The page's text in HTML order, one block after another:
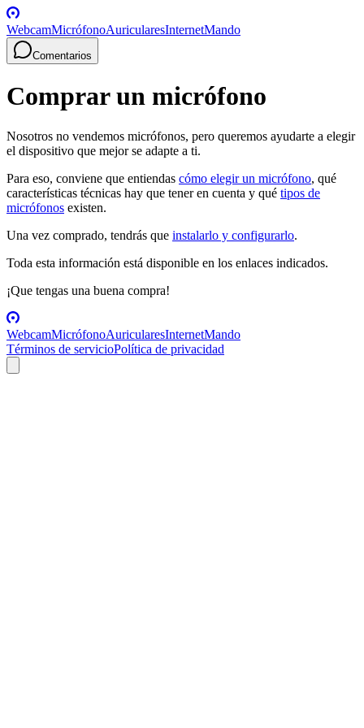
WebcamMicrófonoAuricularesInternetMando
Comentarios
Comprar un micrófono
Nosotros no vendemos micrófonos, pero queremos ayudarte a elegir
el dispositivo que mejor se adapte a ti.
Para eso, conviene que entiendas cómo elegir un micrófono, qué
características técnicas hay que tener en cuenta y qué tipos de
micrófonos existen.
Una vez comprado, tendrás que instalarlo y configurarlo.
Toda esta información está disponible en los enlaces indicados.
¡Que tengas una buena compra!
WebcamMicrófonoAuricularesInternetMando
Términos de servicioPolítica de privacidad